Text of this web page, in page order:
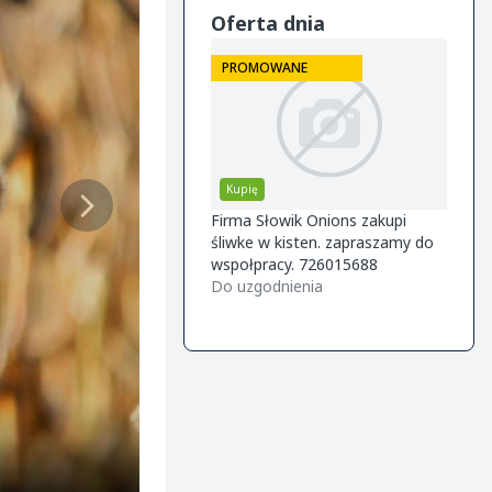
Oferta dnia
szkółka drzewek
ofereta na jesień
Knip boom (2 letnie) -gala
m26 -mutsu m9 -paulared
m2
Kupię
PROMOWANE
Firma Słowik Onions zakupi
śliwke w kisten. zapraszamy do
wspołpracy. 726015688
Do uzgodnienia